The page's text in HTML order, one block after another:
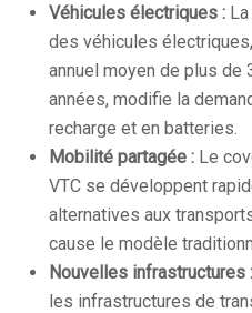
Véhicules électriques :
des véhicules
annuel moyen de plus de
années, modifie la
recharge et en batteries.
Mobilité partagée : Le
VTC se développent
alternatives aux
cause le modèle
Nouvelles infrastructures :
les infrastructures de